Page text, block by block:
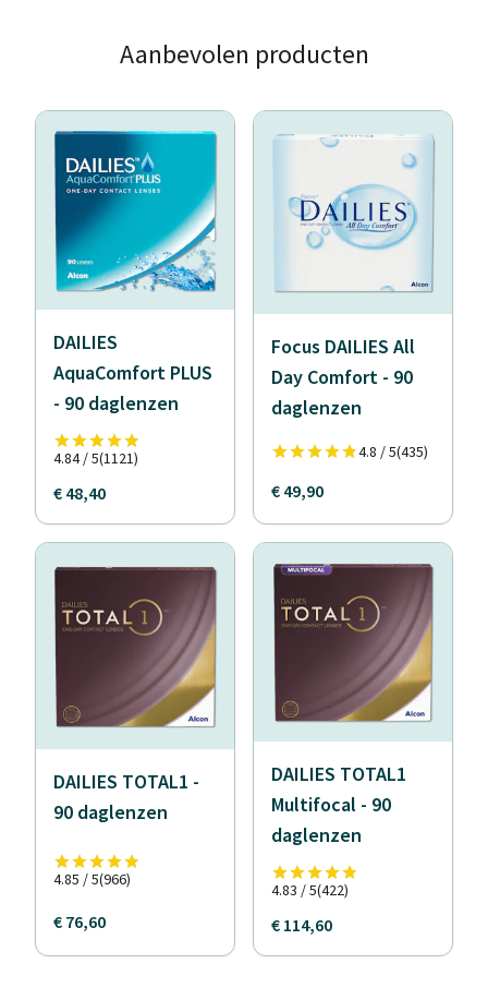
Aanbevolen producten
DAILIES
AquaComfort PLUS
- 90 daglenzen
4.84 / 5(1121)
€ 48,40
Focus DAILIES All
Day Comfort - 90
daglenzen
4.8 / 5(435)
€ 49,90
DAILIES TOTAL1 -
90 daglenzen
4.85 / 5(966)
€ 76,60
DAILIES TOTAL1
Multifocal - 90
daglenzen
4.83 / 5(422)
€ 114,60